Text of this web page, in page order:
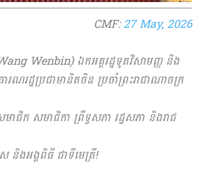
CMF:27 May, 2026
Wenbin) ឯកអគ្គរដ្ឋទូតវិសាមញ្ញ និង
ណរដ្ឋប្រជាមានិតចិន ប្រចាំព្រះរាជាណាចក្រ
ជិក សមាជិកា ព្រឹទ្ធសភា រដ្ឋសភា និងរាជ
និងអង្គពិធីជាទីមេត្រី!